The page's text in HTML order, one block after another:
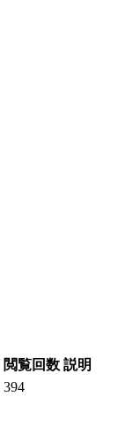
閲覧回数 説明
394